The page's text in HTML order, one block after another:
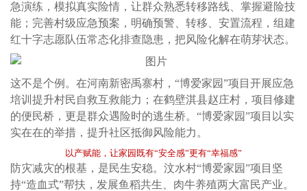
急演练，模拟真实险情，让群众熟悉转移路线、掌握避险技
能；完善村级应急预案，明确预警、转移、安置流程，组建
红十字志愿队伍常态化排查隐患，把风险化解在萌芽状态。
这不是个例。在河南新密禹寨村，“博爱家园”项目开展应急
培训提升村民自救互救能力；在鹤壁淇县赵庄村，项目修建
的便民桥，更是群众遇险时的逃生桥。“博爱家园”项目以实
实在在的举措，提升社区抵御风险能力。
以产赋能，让家园既有“安全感”更有“幸福感”
防灾减灾的根基，是民生安稳。汶水村“博爱家园”项目坚
持“造血式”帮扶，发展鱼稻共生、肉牛养殖两大富民产业。